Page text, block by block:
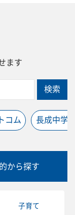
ます
検索
コム 長成中学
から探す
子育て